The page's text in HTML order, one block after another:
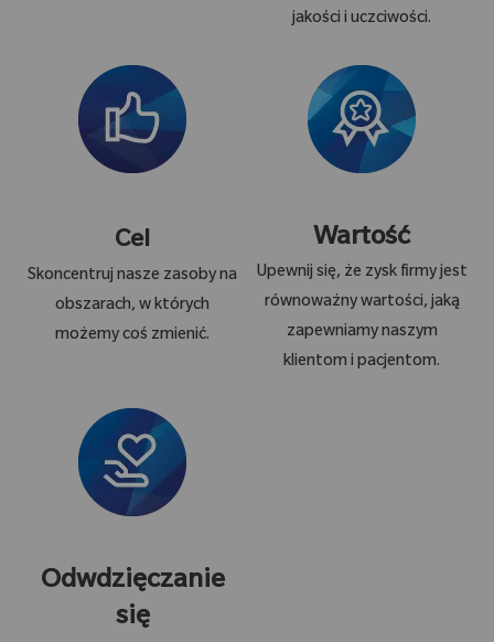
jakości i uczciwości.
Cel
Skoncentruj nasze zasoby na
obszarach, w których
możemy coś zmienić.
Wartość
Upewnij się, że zysk firmy jest
równoważny wartości, jaką
zapewniamy naszym
klientom i pacjentom.
Odwdzięczanie
się